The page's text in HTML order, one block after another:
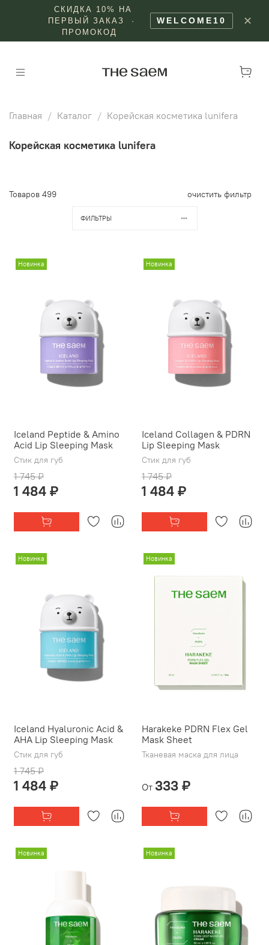
СКИДКА 10% НА
ПЕРВЫЙ ЗАКАЗ ·
ПРОМОКОД
WELCOME10 ✕
Главная Каталог Корейская косметика lunifera
Корейская косметика lunifera
Товаров 499 очистить фильтр
ФИЛЬТРЫ
Новинка
Iceland Peptide & Amino
Acid Lip Sleeping Mask
Стик для губ
1 745 ₽
1 484 ₽
Новинка
Iceland Collagen & PDRN
Lip Sleeping Mask
Стик для губ
1 745 ₽
1 484 ₽
Новинка
Iceland Hyaluronic Acid &
AHA Lip Sleeping Mask
Стик для губ
1 745 ₽
1 484 ₽
Новинка
Harakeke PDRN Flex Gel
Mask Sheet
Тканевая маска для лица
От 333 ₽
Новинка Новинка